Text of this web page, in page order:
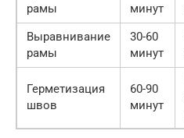
рамы
минут
Выравнивание
рамы
30-60
минут
Герметизация
швов
60-90
минут